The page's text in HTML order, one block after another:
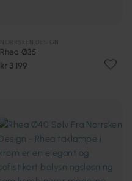
Rhea Ø35
kr 3 199